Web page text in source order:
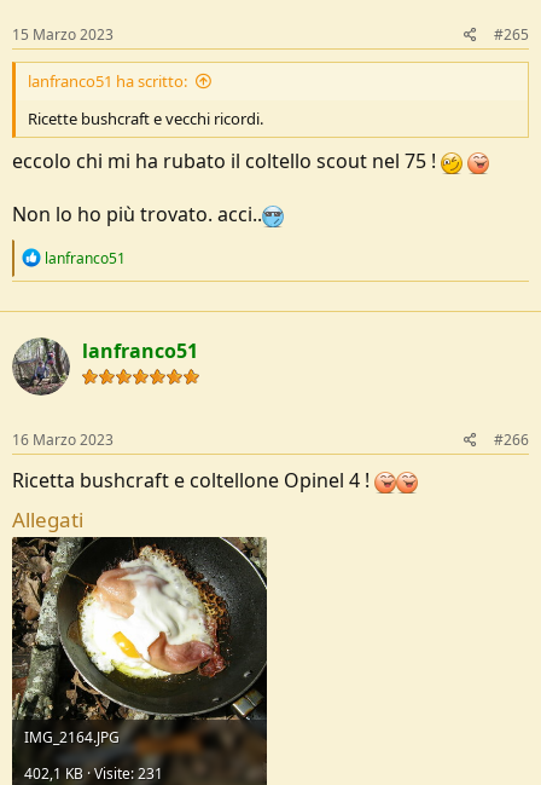
s
:
15 Marzo 2023 #265
lanfranco51 ha scritto:
Ricette bushcraft e vecchi ricordi.
eccolo chi mi ha rubato il coltello scout nel 75 !
Non lo ho più trovato. acci..
R
c
t
i
o
n
:
lanfranco51
lanfranco51
16 Marzo 2023 #266
Ricetta bushcraft e coltellone Opinel 4 !
Allegati
IMG_2164.JPG
402,1 KB · Visite: 231